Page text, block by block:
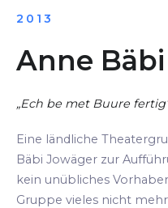
2013
Anne
„Ech be met Buure
Eine ländliche
Bäbi Jowäger zur
kein unübliches
Gruppe vieles nicht